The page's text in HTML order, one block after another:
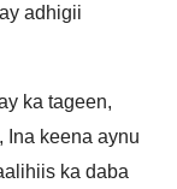
adhigii
ka tageen,
Ina keena aynu
ka daba